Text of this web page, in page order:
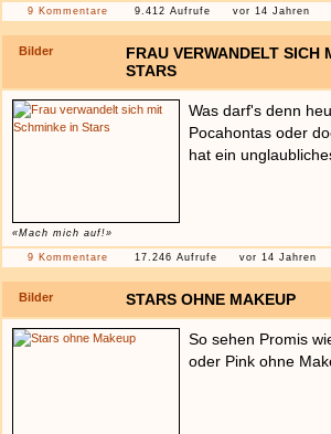
9 Kommentare 9.412 Aufrufe vor 14 Jahren
Bilder
FRAU VERWANDELT SICH
STARS
«Mach mich auf!»
Was darf's denn
Pocahontas oder
hat ein
9 Kommentare 17.246 Aufrufe vor 14 Jahren
Bilder STARS OHNE MAKEUP
So sehen Promis
oder Pink ohne